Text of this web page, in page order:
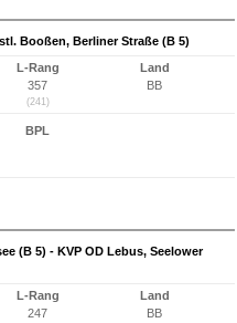
Booßen, Berliner Straße (B 5)
L-Rang
357
(241)
Land
BB
BPL
(B 5) - KVP OD Lebus, Seelower
L-Rang
247
Land
BB